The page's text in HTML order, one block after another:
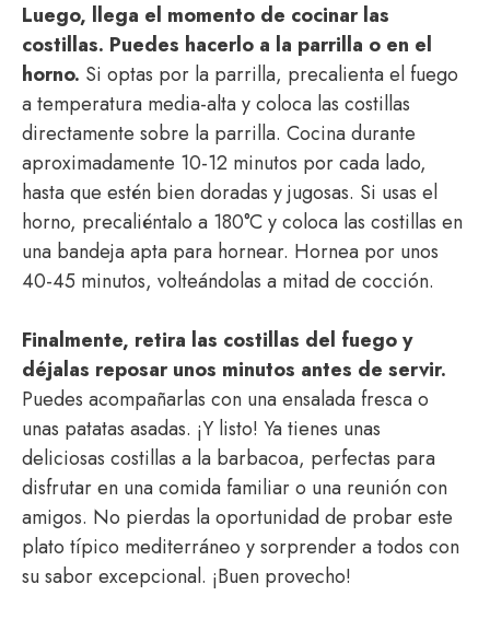
Luego, llega el momento de cocinar las
costillas. Puedes hacerlo a la parrilla o en el
horno. Si optas por la parrilla, precalienta el fuego
a temperatura media-alta y coloca las costillas
directamente sobre la parrilla. Cocina durante
aproximadamente 10-12 minutos por cada lado,
hasta que estén bien doradas y jugosas. Si usas el
horno, precaliéntalo a 180°C y coloca las costillas en
una bandeja apta para hornear. Hornea por unos
40-45 minutos, volteándolas a mitad de cocción.
Finalmente, retira las costillas del fuego y
déjalas reposar unos minutos antes de servir.
Puedes acompañarlas con una ensalada fresca o
unas patatas asadas. ¡Y listo! Ya tienes unas
deliciosas costillas a la barbacoa, perfectas para
disfrutar en una comida familiar o una reunión con
amigos. No pierdas la oportunidad de probar este
plato típico mediterráneo y sorprender a todos con
su sabor excepcional. ¡Buen provecho!